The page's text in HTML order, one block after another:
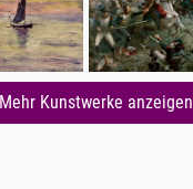
Mehr Kunstwerke anzeigen